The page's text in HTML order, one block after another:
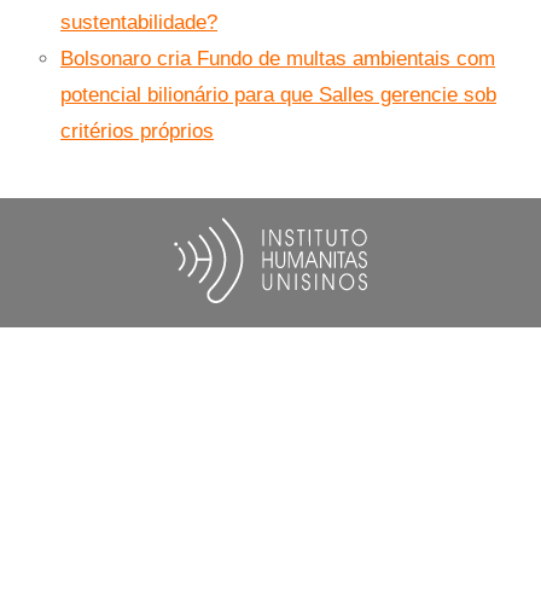
sustentabilidade?
Bolsonaro cria Fundo de multas ambientais com
potencial bilionário para que Salles gerencie sob
critérios próprios